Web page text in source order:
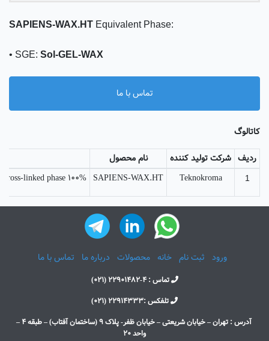
SAPIENS-WAX.HT Equivalent Phase:
• SGE: Sol-GEL-WAX
تماس با ما
کاتالوگ
ردیف شرکت تولید کننده نام محصول
1
Teknokroma
SAPIENS-WAX.HT
100% polyethylene glicol, bonded and cross-linked phase
ورود ثبت نام خانه محصولات درباره ما تماس با ما
تماس : 4-22901482 (021)
تلفکس :۲۲۹۱۴۳۳۳ (021)
آدرس : تهران – خیابان شریعتی – خیابان ظفر- پلاک 9 (ساختمان آفتاب) – طبقه ۴ –
واحد ۲۰